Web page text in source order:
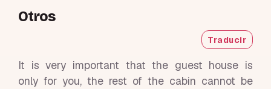
Otros
Traducir
It is very important that the guest house is
only for you, the rest of the cabin cannot be